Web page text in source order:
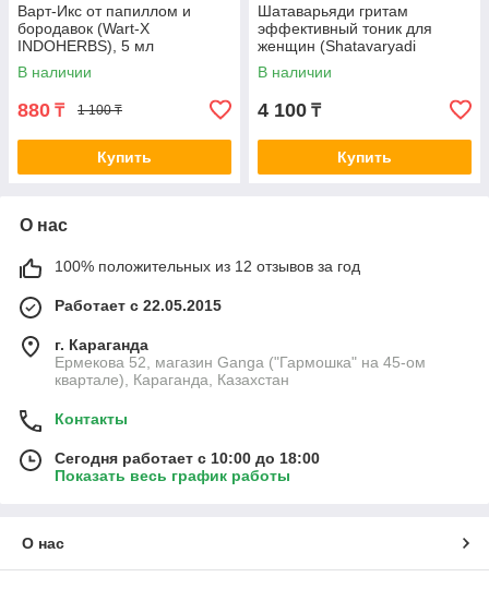
Варт-Икс от папиллом и
бородавок (Wart-X
INDOHERBS), 5 мл
В наличии
880 ₸ 1 100 ₸
Купить
Шатаварьяди гритам
эффективный тоник для
женщин (Shatavaryadi
ghritam Kottakkal ARYA
VAIDYA SALA), 200 г.
В наличии
4 100 ₸
Купить
О нас
100% положительных из 12 отзывов за год
Работает с 22.05.2015
г. Караганда
Ермекова 52, магазин Ganga ("Гармошка" на 45-ом
квартале), Караганда, Казахстан
Контакты
Сегодня работает с 10:00 до 18:00
Показать весь график работы
О нас